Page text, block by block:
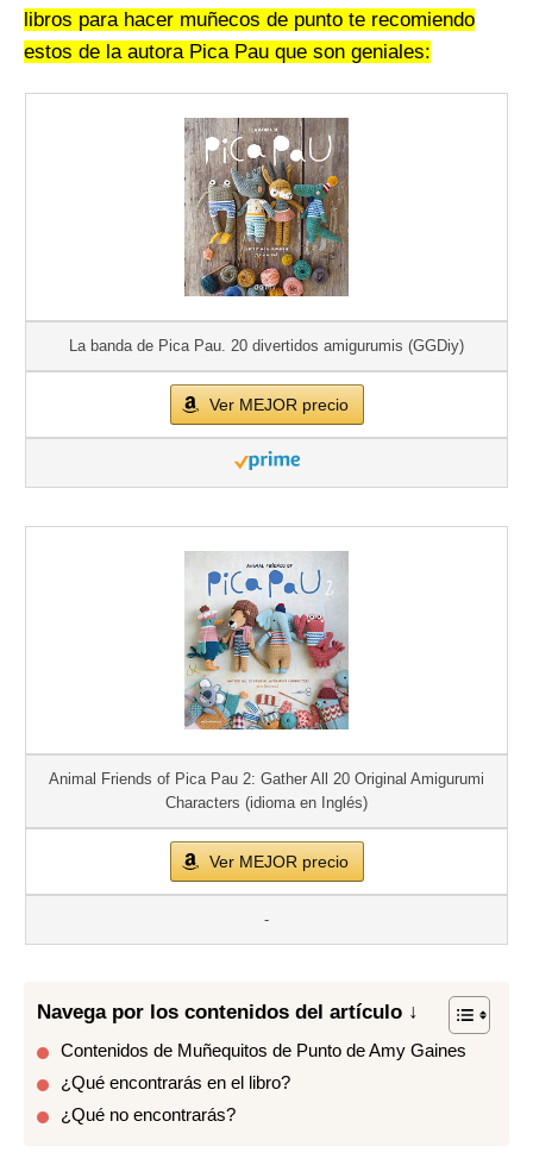
libros para hacer muñecos de punto te recomiendo
estos de la autora Pica Pau que son geniales:
La banda de Pica Pau. 20 divertidos amigurumis (GGDiy)
Ver MEJOR precio
Animal Friends of Pica Pau 2: Gather All 20 Original Amigurumi
Characters (idioma en Inglés)
Ver MEJOR precio
-
Navega por los contenidos del artículo ↓
Contenidos de Muñequitos de Punto de Amy Gaines
¿Qué encontrarás en el libro?
¿Qué no encontrarás?